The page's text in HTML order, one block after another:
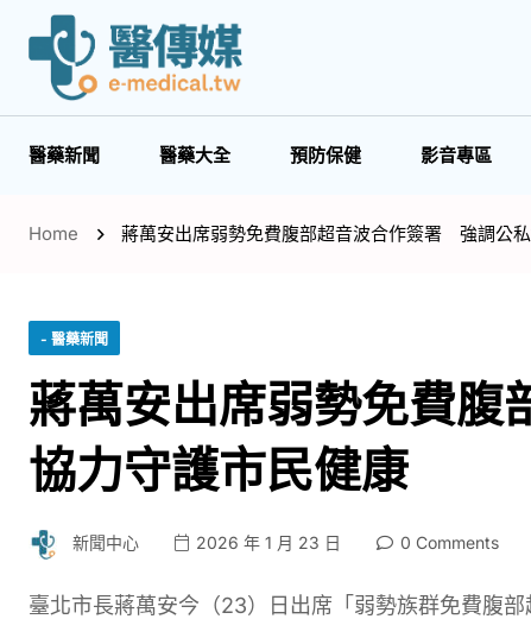
醫藥新聞 醫藥大全 預防保健 影音專區
Home 蔣萬安出席弱勢免費腹部超音波合作簽署 強調公
- 醫藥新聞
蔣萬安出席弱勢免費
協力守護市民健康
新聞中心 2026 年 1 月 23 日 0 Comments
臺北市長蔣萬安今（23）日出席「弱勢族群免費腹